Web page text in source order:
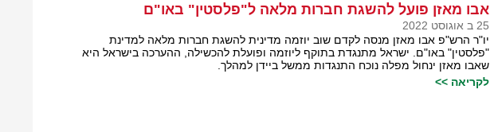
אבו מאזן פועל להשגת חברות מלאה ל"פלסטין" באו"ם
25 ב אוגוסט 2022
יו"ר הרש"פ אבו מאזן מנסה לקדם שוב יוזמה מדינית להשגת חברות מלאה למדינת
"פלסטין" באו"ם. ישראל מתנגדת בתוקף ליוזמה ופועלת להכשילה, ההערכה בישראל היא
שאבו מאזן ינחול מפלה נוכח התנגדות ממשל ביידן למהלך.
לקריאה >>